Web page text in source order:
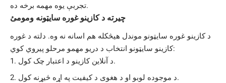
تجربې یوه مهمه برخه ده.
چیرته د کازینو غوره سایټونه ومومئ
د کازینو غوره سایټونو موندل هیڅکله هم اسانه نه وه. دلته د غوره
کازینو سایټونو انتخاب د دریو مهمو مرحلو پیروي کوي:
د آنلاین کازینو د اعتبار چک کول.
د موجوده لوبو او د هغوی د کیفیت په اړه څیړنه کول.